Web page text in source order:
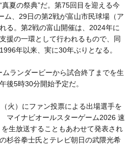
夏の祭典”だ。第75回目を迎える今
ム、29日の第2戦が富山市民球場（ア
る。第2戦の富山開催は、2024年に
援の一環として行われるもので、同
年以来、実に30年ぶりとなる。
ランダービーから試合終了までを生
後5時30分開始予定だ。
火）にファン投票による出場選手を
マイナビオールスターゲーム2026 速
生放送することもあわせて発表され
杉谷拳士氏とテレビ朝日の武隈光希